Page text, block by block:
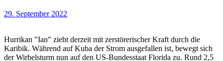
29. September 2022
Hurrikan "Ian" zieht derzeit mit zerstörerischer Kraft durch die
Karibik. Während auf Kuba der Strom ausgefallen ist, bewegt sich
der Wirbelsturm nun auf den US-Bundesstaat Florida zu. Rund 2,5